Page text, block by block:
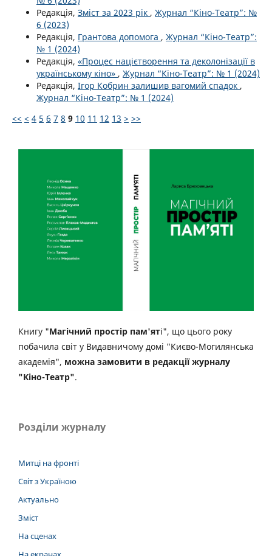
Редакція, Зміст за 2023 рік , Журнал “Кіно-Театр”: №
6 (2023)
Редакція, Грантова допомога , Журнал “Кіно-Театр”:
№ 1 (2024)
Редакція, «Процес націєтворення та деколонізації в
українському кіно» , Журнал “Кіно-Театр”: № 1 (2024)
Редакція, Ігор Кобрин залишив вагомий спадок ,
Журнал “Кіно-Театр”: № 1 (2024)
<< < 4 5 6 7 8 9 10 11 12 13 > >>
Книгу "Магічний простір пам'яті", що цього року
побачила світ у Видавничому домі "Києво-Могилянська
академія", можна замовити в редакції журналу
"Кіно-Театр".
Розділи журналу
Митці на фронті
Світ з Україною
Актуально
Зміст
На сценах